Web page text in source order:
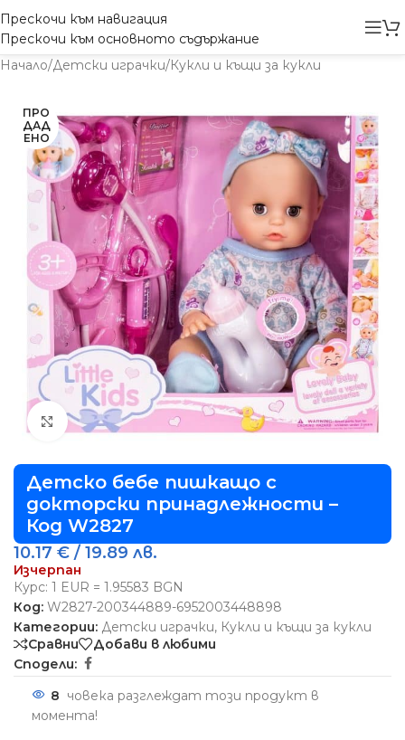
Прескочи към навигация
Прескочи към основното съдържание
Начало/Детски играчки/Кукли и къщи за кукли
ПРО
ДАД
ЕНО
Виж повече
Детско бебе пишкащо с
докторски принадлежности –
Код W2827
10.17 € / 19.89 лв.
Изчерпан
Курс: 1 EUR = 1.95583 BGN
Код: W2827-200344889-6952003448898
Категории: Детски играчки, Кукли и къщи за кукли
Сравни
Добави в любими
Сподели:
8 човека разглеждат този продукт в
момента!